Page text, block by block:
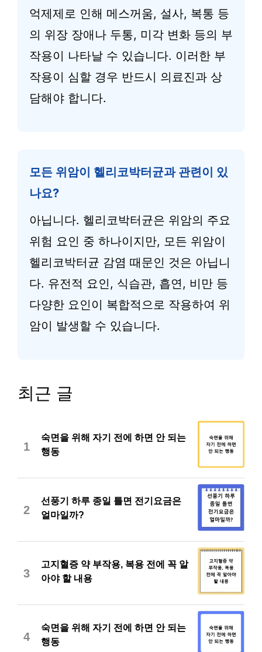
억제제로 인해 메스꺼움, 설사, 복통 등
의 위장 장애나 두통, 미각 변화 등의 부
작용이 나타날 수 있습니다. 이러한 부
작용이 심할 경우 반드시 의료진과 상
담해야 합니다.
모든 위암이 헬리코박터균과 관련이 있
나요?
아닙니다. 헬리코박터균은 위암의 주요
위험 요인 중 하나이지만, 모든 위암이
헬리코박터균 감염 때문인 것은 아닙니
다. 유전적 요인, 식습관, 흡연, 비만 등
다양한 요인이 복합적으로 작용하여 위
암이 발생할 수 있습니다.
최근 글
1
숙면을 위해 자기 전에 하면 안 되는
행동
2
선풍기 하루 종일 틀면 전기요금은
얼마일까?
3
고지혈증 약 부작용, 복용 전에 꼭 알
아야 할 내용
4
숙면을 위해 자기 전에 하면 안 되는
행동